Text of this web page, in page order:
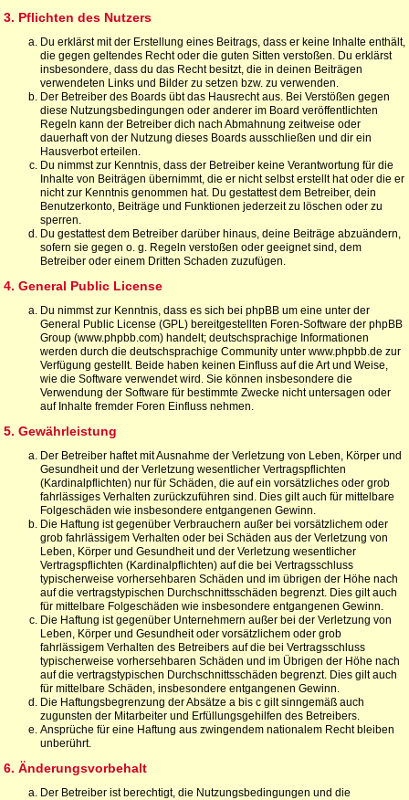
3. Pflichten des Nutzers
Du erklärst mit der Erstellung eines Beitrags, dass er keine Inhalte enthält,
die gegen geltendes Recht oder die guten Sitten verstoßen. Du erklärst
insbesondere, dass du das Recht besitzt, die in deinen Beiträgen
verwendeten Links und Bilder zu setzen bzw. zu verwenden.
Der Betreiber des Boards übt das Hausrecht aus. Bei Verstößen gegen
diese Nutzungsbedingungen oder anderer im Board veröffentlichten
Regeln kann der Betreiber dich nach Abmahnung zeitweise oder
dauerhaft von der Nutzung dieses Boards ausschließen und dir ein
Hausverbot erteilen.
Du nimmst zur Kenntnis, dass der Betreiber keine Verantwortung für die
Inhalte von Beiträgen übernimmt, die er nicht selbst erstellt hat oder die er
nicht zur Kenntnis genommen hat. Du gestattest dem Betreiber, dein
Benutzerkonto, Beiträge und Funktionen jederzeit zu löschen oder zu
sperren.
Du gestattest dem Betreiber darüber hinaus, deine Beiträge abzuändern,
sofern sie gegen o. g. Regeln verstoßen oder geeignet sind, dem
Betreiber oder einem Dritten Schaden zuzufügen.
4. General Public License
Du nimmst zur Kenntnis, dass es sich bei phpBB um eine unter der
General Public License (GPL) bereitgestellten Foren-Software der phpBB
Group (www.phpbb.com) handelt; deutschsprachige Informationen
werden durch die deutschsprachige Community unter www.phpbb.de zur
Verfügung gestellt. Beide haben keinen Einfluss auf die Art und Weise,
wie die Software verwendet wird. Sie können insbesondere die
Verwendung der Software für bestimmte Zwecke nicht untersagen oder
auf Inhalte fremder Foren Einfluss nehmen.
5. Gewährleistung
Der Betreiber haftet mit Ausnahme der Verletzung von Leben, Körper und
Gesundheit und der Verletzung wesentlicher Vertragspflichten
(Kardinalpflichten) nur für Schäden, die auf ein vorsätzliches oder grob
fahrlässiges Verhalten zurückzuführen sind. Dies gilt auch für mittelbare
Folgeschäden wie insbesondere entgangenen Gewinn.
Die Haftung ist gegenüber Verbrauchern außer bei vorsätzlichem oder
grob fahrlässigem Verhalten oder bei Schäden aus der Verletzung von
Leben, Körper und Gesundheit und der Verletzung wesentlicher
Vertragspflichten (Kardinalpflichten) auf die bei Vertragsschluss
typischerweise vorhersehbaren Schäden und im übrigen der Höhe nach
auf die vertragstypischen Durchschnittsschäden begrenzt. Dies gilt auch
für mittelbare Folgeschäden wie insbesondere entgangenen Gewinn.
Die Haftung ist gegenüber Unternehmern außer bei der Verletzung von
Leben, Körper und Gesundheit oder vorsätzlichem oder grob
fahrlässigem Verhalten des Betreibers auf die bei Vertragsschluss
typischerweise vorhersehbaren Schäden und im Übrigen der Höhe nach
auf die vertragstypischen Durchschnittsschäden begrenzt. Dies gilt auch
für mittelbare Schäden, insbesondere entgangenen Gewinn.
Die Haftungsbegrenzung der Absätze a bis c gilt sinngemäß auch
zugunsten der Mitarbeiter und Erfüllungsgehilfen des Betreibers.
Ansprüche für eine Haftung aus zwingendem nationalem Recht bleiben
unberührt.
6. Änderungsvorbehalt
Der Betreiber ist berechtigt, die Nutzungsbedingungen und die